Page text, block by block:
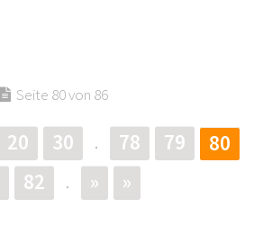
Seite 80 von 86
20 30 . 78 79
80
82 . » »